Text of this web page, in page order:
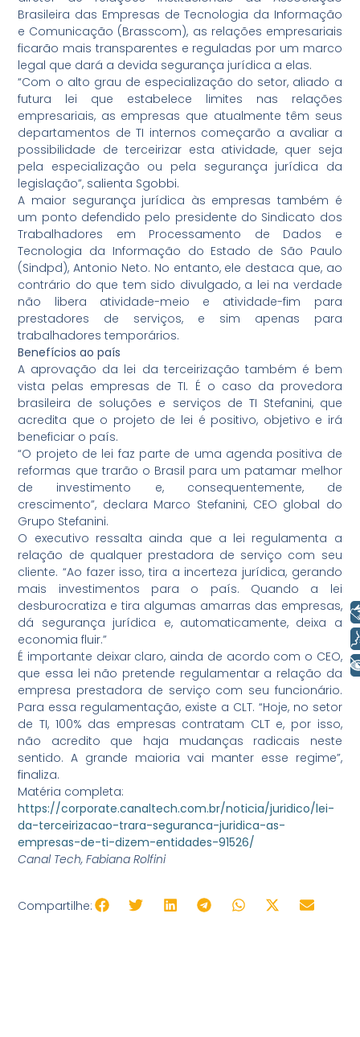
Brasileira das Empresas de Tecnologia da Informação
e Comunicação (Brasscom), as relações empresariais
ficarão mais transparentes e reguladas por um marco
legal que dará a devida segurança jurídica a elas.
“Com o alto grau de especialização do setor, aliado a
futura lei que estabelece limites nas relações
empresariais, as empresas que atualmente têm seus
departamentos de TI internos começarão a avaliar a
possibilidade de terceirizar esta atividade, quer seja
pela especialização ou pela segurança jurídica da
legislação”, salienta Sgobbi.
A maior segurança jurídica às empresas também é
um ponto defendido pelo presidente do Sindicato dos
Trabalhadores em Processamento de Dados e
Tecnologia da Informação do Estado de São Paulo
(Sindpd), Antonio Neto. No entanto, ele destaca que, ao
contrário do que tem sido divulgado, a lei na verdade
não libera atividade-meio e atividade-fim para
prestadores de serviços, e sim apenas para
trabalhadores temporários.
Benefícios ao país
A aprovação da lei da terceirização também é bem
vista pelas empresas de TI. É o caso da provedora
brasileira de soluções e serviços de TI Stefanini, que
acredita que o projeto de lei é positivo, objetivo e irá
beneficiar o país.
“O projeto de lei faz parte de uma agenda positiva de
reformas que trarão o Brasil para um patamar melhor
de investimento e, consequentemente, de
crescimento”, declara Marco Stefanini, CEO global do
Grupo Stefanini.
O executivo ressalta ainda que a lei regulamenta a
relação de qualquer prestadora de serviço com seu
cliente. “Ao fazer isso, tira a incerteza jurídica, gerando
mais investimentos para o país. Quando a lei
desburocratiza e tira algumas amarras das empresas,
dá segurança jurídica e, automaticamente, deixa a
economia fluir.”
É importante deixar claro, ainda de acordo com o CEO,
que essa lei não pretende regulamentar a relação da
empresa prestadora de serviço com seu funcionário.
Para essa regulamentação, existe a CLT. “Hoje, no setor
de TI, 100% das empresas contratam CLT e, por isso,
não acredito que haja mudanças radicais neste
sentido. A grande maioria vai manter esse regime”,
finaliza.
Matéria completa:
https://corporate.canaltech.com.br/noticia/juridico/lei-
da-terceirizacao-trara-seguranca-juridica-as-
empresas-de-ti-dizem-entidades-91526/
Canal Tech, Fabiana Rolfini
Compartilhe:
Libras
+ Acessibilidade